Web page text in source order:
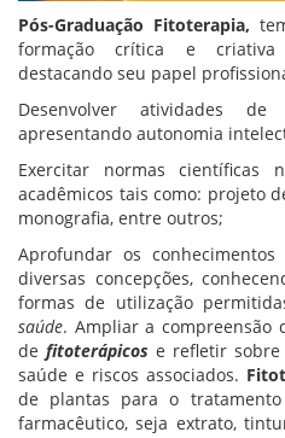
Pós-Graduação Fitoterapia,
formação crítica e
destacando seu papel
Desenvolver atividades
apresentando autonomia
Exercitar normas científicas
acadêmicos tais como: projeto
monografia, entre outros;
Aprofundar os
diversas concepções,
formas de utilização
saúde. Ampliar a compreensão
de fitoterápicos e refletir sobre
saúde e riscos associados.
de plantas para o
farmacêutico, seja extrato,